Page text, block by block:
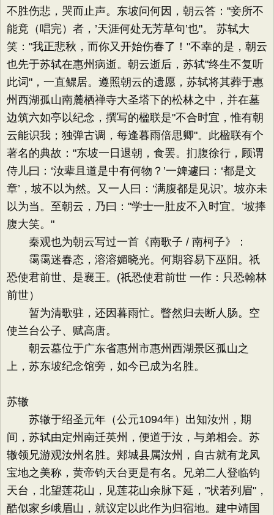
不胜伤悲，哭而止声。东坡问何因，朝云答："妾所不
能竟（唱完）者，’天涯何处无芳草句’也"。 苏轼大
笑："我正悲秋，而你又开始伤春了！"不幸的是，朝云
也先于苏轼在惠州病逝。朝云逝后，苏轼"终生不复听
此词"，一直鳏居。遵照朝云的遗愿，苏轼将其葬于惠
州西湖孤山南麓栖禅寺大圣塔下的松林之中，并在墓
边筑六如亭以纪念，撰写的楹联是"不合时宜，惟有朝
云能识我；独弹古调，每逢暮雨倍思卿"。此楹联有个
著名的典故："东坡一日退朝，食罢。扪腹徐行，顾谓
侍儿曰：‘汝辈且道是中有何物？’一婢遽曰：‘都是文
章’，坡不以为然。又一人曰：‘满腹都是见识’。坡亦未
以为当。至朝云，乃曰："学士一肚皮不入时宜。’坡捧
腹大笑。"
秦观也为朝云写过一首《南歌子 / 南柯子》：
霭霭迷春态，溶溶媚晓光。何期容易下巫阳。祇
恐使君前世、是襄王。(祇恐使君前世 一作：只恐翰林
前世）
暂为清歌驻，还因暮雨忙。瞥然归去断人肠。空
使兰台公子、赋高唐。
朝云墓位于广东省惠州市惠州西湖景区孤山之
上，苏东坡纪念馆旁，如今已成为名胜。
苏辙
苏辙于绍圣元年（公元1094年）出知汝州，期
间，苏轼由定州南迁英州，便道于汝，与弟相会。苏
辙领兄游观汝州名胜。郏城县属汝州，自古就有龙凤
宝地之美称，黄帝钧天台更是有名。兄弟二人登临钧
天台，北望莲花山，见莲花山余脉下延，"状若列眉"，
酷似家乡峨眉山，就议定以此作为归宿地。建中靖国